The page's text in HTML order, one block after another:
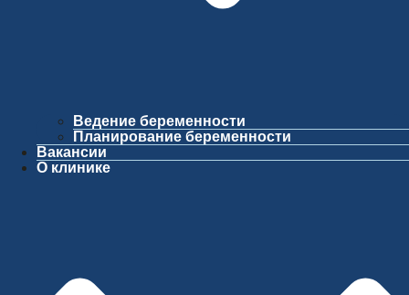
Ведение беременности
Планирование беременности
Вакансии
О клинике